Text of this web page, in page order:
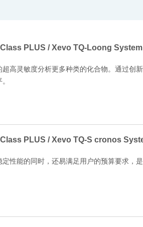
PLUS / Xevo TQ-Loong
高灵敏度分析更多种类的化合物。通过创
PLUS / Xevo TQ-S cronos
性能的同时，还易满足用户的预算要求，